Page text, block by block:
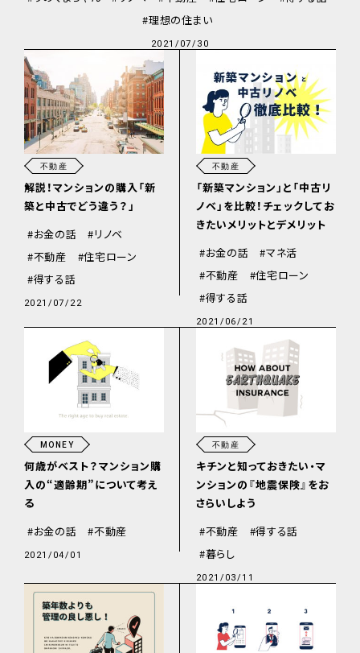
理想の住まい
2021/07/30
不動産
解説！マンションの購入「新
築と中古でどう違う？」
お金の話
リノベ
不動産
住宅ローン
得する話
2021/07/22
不動産
「新築マンション」と「中古リ
ノベ」を比較！チェックしてお
きたいメリットとデメリット
お金の話
マネ活
不動産
住宅ローン
得する話
2021/06/21
MONEY
何歳がベスト？マンション購
入の“適齢期”について考え
る
お金の話
不動産
2021/04/01
不動産
キチンと知っておきたい・マ
ンションの『地震保険』をお
さらいしよう
不動産
得する話
暮らし
2021/03/11